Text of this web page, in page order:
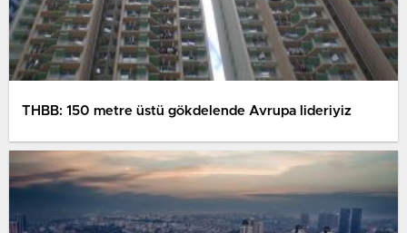
THBB: 150 metre üstü gökdelende Avrupa lideriyiz